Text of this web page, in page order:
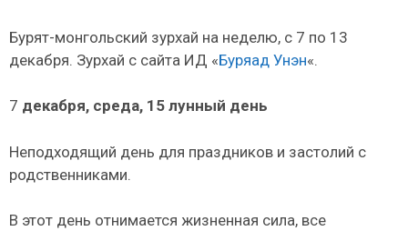
Бурят-монгольский зурхай на неделю, с 7 по 13
декабря. Зурхай с сайта ИД «Буряад Унэн«.
7 декабря, среда, 15 лунный день
Неподходящий день для праздников и застолий с
родственниками.
В этот день отнимается жизненная сила, все